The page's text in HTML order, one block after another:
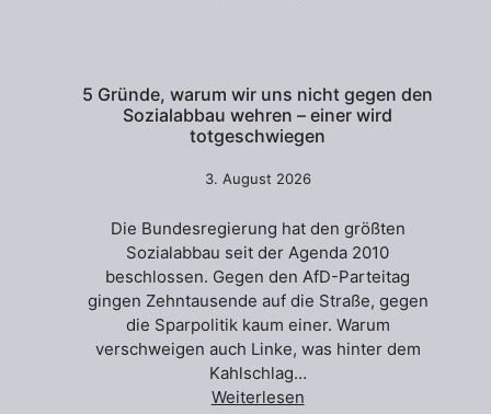
5 Gründe, warum wir uns nicht gegen den
Sozialabbau wehren – einer wird
totgeschwiegen
3. August 2026
Die Bundesregierung hat den größten
Sozialabbau seit der Agenda 2010
beschlossen. Gegen den AfD-Parteitag
gingen Zehntausende auf die Straße, gegen
die Sparpolitik kaum einer. Warum
verschweigen auch Linke, was hinter dem
Kahlschlag…
Weiterlesen